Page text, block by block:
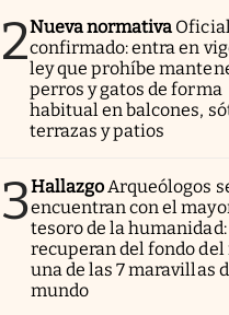
2Nueva normativa
confirmado: entra en
ley que prohíbe
perros y gatos de forma
habitual en balcones,
terrazas y patios
3HallazgoArqueólogos
encuentran con el
tesoro de la humanidad:
recuperan del fondo del
una de las 7 maravillas
mundo